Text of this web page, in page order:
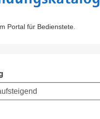
Portal für Bedienstete.